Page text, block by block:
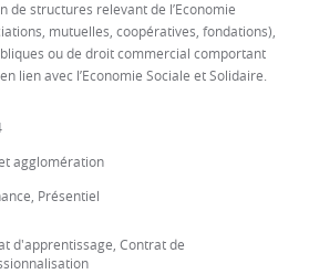
de structures relevant de l’Economie
mutuelles, coopératives, fondations),
ou de droit commercial comportant
lien avec l’Economie Sociale et Solidaire.
agglomération
Présentiel
d'apprentissage, Contrat de